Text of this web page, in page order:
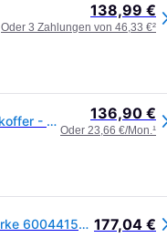
138,99 €
Oder 3 Zahlungen von 46,33 €²
Metabo Sander SR 2185 Kunststoffkoffer - 600441500 136,90 €
Oder 23,66 €/Mon.¹
Metabo Sander SR 2185 Metabowerke 600441500 177,04 €